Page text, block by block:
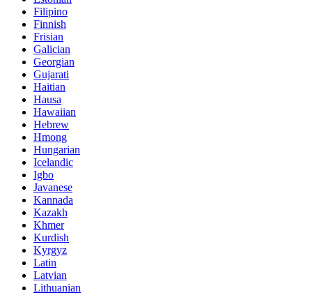
Filipino
Finnish
Frisian
Galician
Georgian
Gujarati
Haitian
Hausa
Hawaiian
Hebrew
Hmong
Hungarian
Icelandic
Igbo
Javanese
Kannada
Kazakh
Khmer
Kurdish
Kyrgyz
Latin
Latvian
Lithuanian